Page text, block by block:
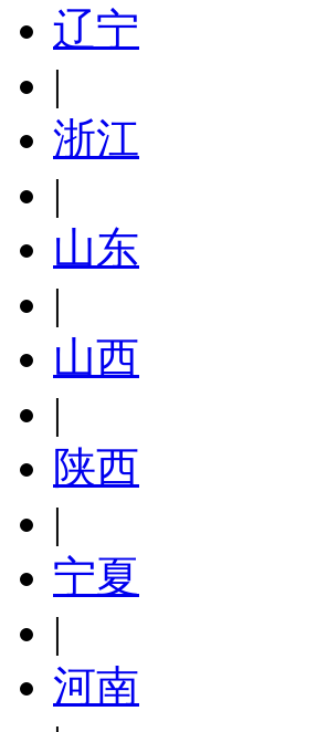
辽宁
|
浙江
|
山东
|
山西
|
陕西
|
宁夏
|
河南